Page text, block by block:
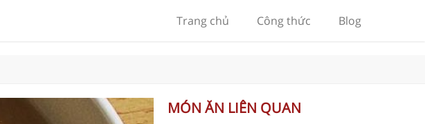
Trang chủ Công thức Blog
MÓN ĂN LIÊN QUAN